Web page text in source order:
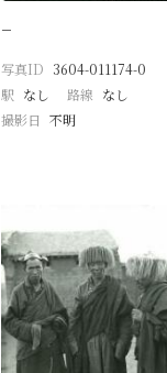
−
写真ID 3604-011174-0
駅 なし 路線 なし
撮影日 不明